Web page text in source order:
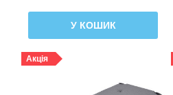
У КОШИК
Акція